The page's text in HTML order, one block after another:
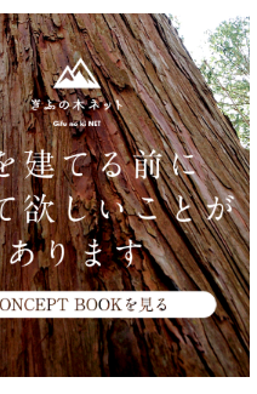
イド
ご利用されるお客様へ
情報